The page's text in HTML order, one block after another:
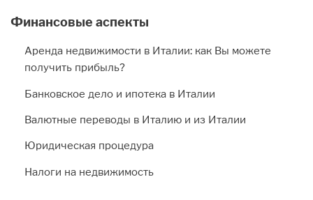
Финансовые аспекты
Аренда недвижимости в Италии: как Вы можете
получить прибыль?
Банковское дело и ипотека в Италии
Валютные переводы в Италию и из Италии
Юридическая процедура
Налоги на недвижимость